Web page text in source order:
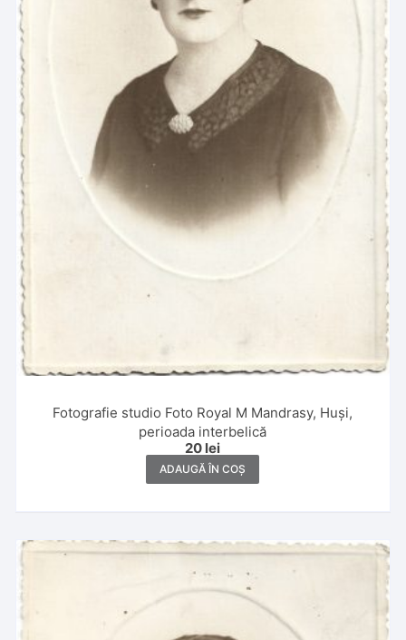
Fotografie studio Foto Royal M Mandrasy, Huși,
perioada interbelică
20 lei
ADAUGĂ ÎN COȘ